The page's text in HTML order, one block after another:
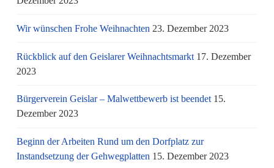
Wir wünschen Frohe Weihnachten 23. Dezember 2023
Rückblick auf den Geislarer Weihnachtsmarkt 17. Dezember
2023
Bürgerverein Geislar – Malwettbewerb ist beendet 15.
Dezember 2023
Beginn der Arbeiten Rund um den Dorfplatz zur
Instandsetzung der Gehwegplatten 15. Dezember 2023